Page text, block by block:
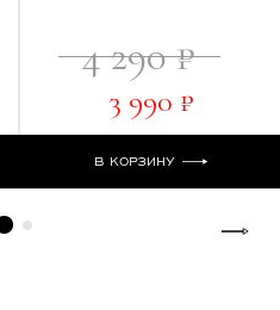
4 290 ₽
3 990 ₽
В КОРЗИНУ